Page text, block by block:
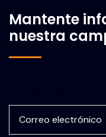
Mantente
nuestra